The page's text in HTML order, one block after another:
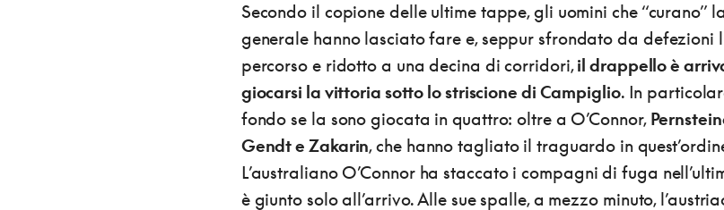
Secondo il copione delle ultime tappe, gli uomini che “curano”
generale hanno lasciato fare e, seppur sfrondato da defezioni
percorso e ridotto a una decina di corridori,il drappello è
giocarsi la vittoria sotto lo striscione di Campiglio. In
fondo se la sono giocata in quattro: oltre a O’Connor,
Gendt e Zakarin, che hanno tagliato il traguardo in
L’australiano O’Connor ha staccato i compagni di fuga
è giunto solo all’arrivo. Alle sue spalle, a mezzo minuto,